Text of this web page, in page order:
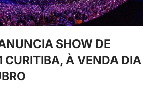
SHOW DE
CURITIBA, À VENDA DIA